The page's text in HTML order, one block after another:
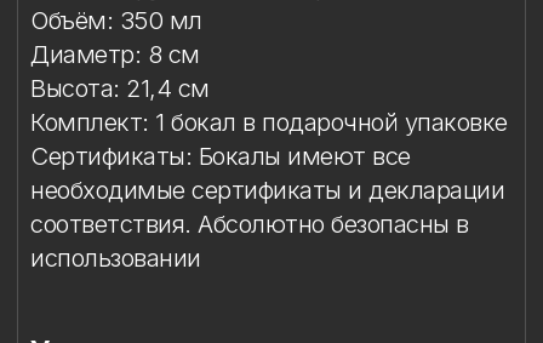
Упаковка
Условия эксплуатации
Мойка
Защита от повреждений
Особый уход
Сертификация и безопасность
Особое внимание к
фарфоровому элементу
Упаковка
Подарочная упаковка входит